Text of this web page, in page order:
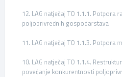
12. LAG natječaj TO 1.1.1. Potpora
poljoprivrednih gospodarstava
11. LAG natječaj TO 1.1.3. Potpora
10. LAG natječaj TO 1.1.4.
povećanje konkurentnosti